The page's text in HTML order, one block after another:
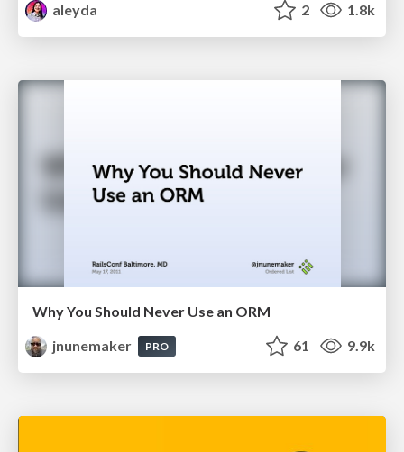
aleyda
2 1.8k
Why You Should Never Use an ORM
jnunemaker
PRO 61 9.9k